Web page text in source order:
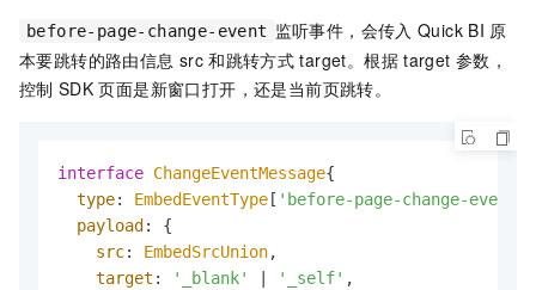
before-page-change-event 监听事件，会传入 Quick BI 原
本要跳转的路由信息 src 和跳转方式 target。根据 target 参数，
控制 SDK 页面是新窗口打开，还是当前页跳转。
interface ChangeEventMessage{
type: EmbedEventType [ 'before-page-change-event'
payload : {
src: EmbedSrcUnion,
target : '_blank' '_self' ,